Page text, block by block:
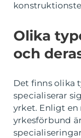
Olika
och
Det finns olika
specialiserar
yrket. Enligt
yrkesförbund